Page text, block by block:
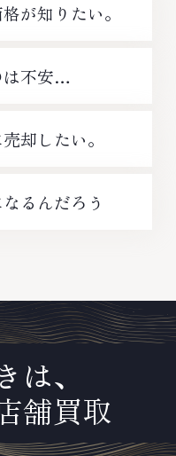
が知りたい。
は不安…
却したい。
るんだろう
は、
舗買取